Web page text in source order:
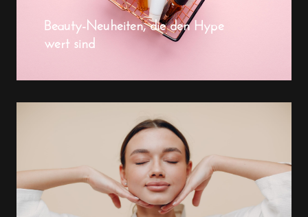
Beauty-Neuheiten, die den Hype
wert sind